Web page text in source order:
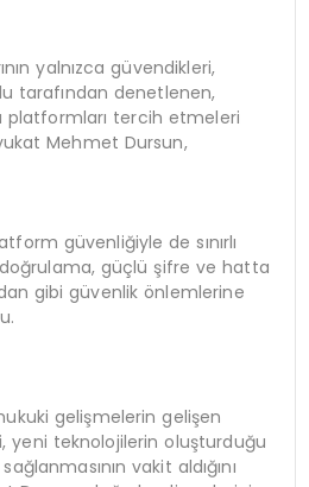
yalnızca güvendikleri,
tarafından denetlenen,
platformları tercih etmeleri
Mehmet Dursun,
güvenliğiyle de sınırlı
güçlü şifre ve hatta
gibi güvenlik önlemlerine
gelişmelerin gelişen
yeni teknolojilerin oluşturduğu
vakit aldığını